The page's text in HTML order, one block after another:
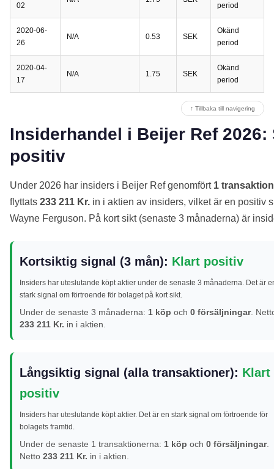
02 period
2020-06-
26
N/A 0.53 SEK
Okänd
period
2020-04-
17
N/A 1.75 SEK
Okänd
period
↑ Tillbaka till navigering
Insiderhandel i Beijer Ref
positiv
Under 2026 har insiders i Beijer Ref genomfört 1
flyttats 233 211 Kr. in i aktien av insiders, vilket är en positiv
Wayne Ferguson. På kort sikt (senaste 3 månaderna) är
Kortsiktig signal (3 mån): Klart positiv
Insiders har uteslutande köpt aktier under de senaste 3 månaderna. Det är
stark signal om förtroende för bolaget på kort sikt.
Under de senaste 3 månaderna: 1 köp och 0 försäljningar.
233 211 Kr. in i aktien.
Långsiktig signal (alla transaktioner): Klart
positiv
Insiders har uteslutande köpt aktier. Det är en stark signal om förtroende för
bolagets framtid.
Under de senaste 1 transaktionerna: 1 köp och 0 försäljningar.
Netto 233 211 Kr. in i aktien.